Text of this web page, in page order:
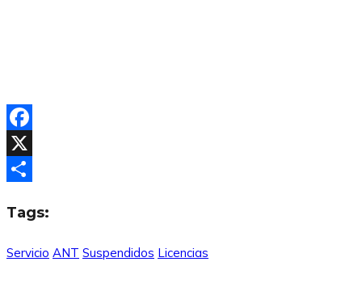
Facebook
X
Tags:
Servicio ANT Suspendidos Licencias